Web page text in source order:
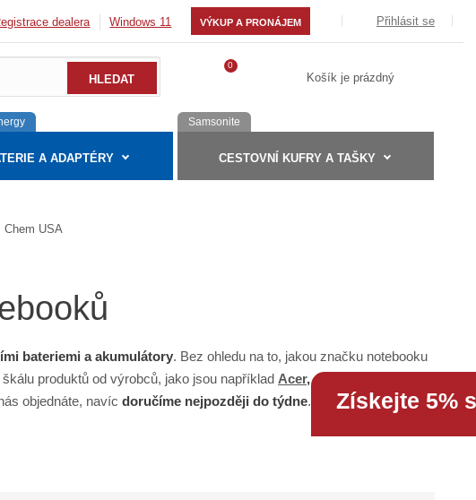
dealera Windows 11 VÝKUP A PRONÁJEM Přihlásit se
0
Košík je prázdný
A ADAPTÉRY
Samsonite
CESTOVNÍ KUFRY A TAŠKY
Chem USA
bateriemi a akumulátory. Bez ohledu na to, jakou značku notebooku
produktů od výrobců, jako jsou například Acer, Asus
objednáte, navíc doručíme nejpozději do týdne. Prodlužte životnost
Získejte 5%